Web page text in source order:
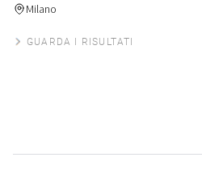
Milano
GUARDA I RISULTATI